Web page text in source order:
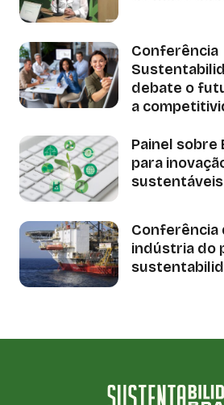
Conferência
debate o
a
Painel sobre
para
Conferência
indústria do